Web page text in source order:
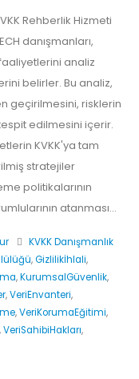
Rehberlik Hizmeti
danışmanları,
analiz
belirler. Bu analiz,
geçirilmesini, risklerin
edilmesini içerir.
KVKK'ya tam
stratejiler
politikalarının
atanması...
KVKK Danışmanlık
,Gizlilikİhlali,
,KurumsalGüvenlik,
,VeriEnvanteri,
,VeriKorumaEğitimi,
,VeriSahibiHakları,